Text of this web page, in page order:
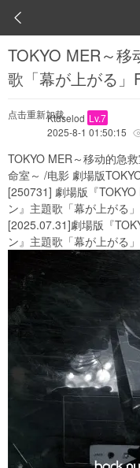

TOKYO MER～移
歌「幕が上がる」
点击重新加载Ktdselod Lv.7
2025-8-1 01:50:15
TOKYO MER～移动的急
命室～ /电影 劇場版
[250731] 劇場版『
ン』主題歌「幕が上がる
[2025.07.31]劇場版『
ン』主題歌「幕が上がる